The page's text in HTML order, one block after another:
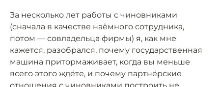
За несколько лет работы с чиновниками
(сначала в качестве наёмного сотрудника,
потом — совладельца фирмы) я, как мне
кажется, разобрался, почему государственная
машина притормаживает, когда вы меньше
всего этого ждёте, и почему партнёрские